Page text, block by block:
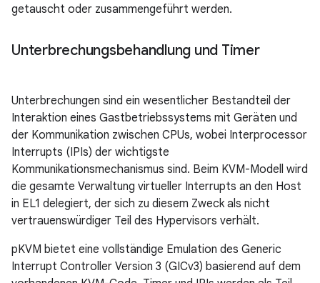
getauscht oder zusammengeführt werden.
Unterbrechungsbehandlung und Timer
Unterbrechungen sind ein wesentlicher Bestandteil der
Interaktion eines Gastbetriebssystems mit Geräten und
der Kommunikation zwischen CPUs, wobei Interprocessor
Interrupts (IPIs) der wichtigste
Kommunikationsmechanismus sind. Beim KVM-Modell wird
die gesamte Verwaltung virtueller Interrupts an den Host
in EL1 delegiert, der sich zu diesem Zweck als nicht
vertrauenswürdiger Teil des Hypervisors verhält.
pKVM bietet eine vollständige Emulation des Generic
Interrupt Controller Version 3 (GICv3) basierend auf dem